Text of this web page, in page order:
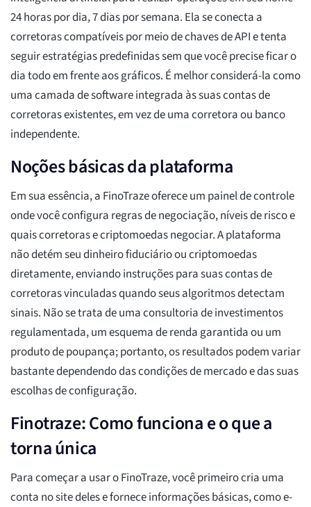
24 horas por dia, 7 dias por semana. Ela se conecta a
corretoras compatíveis por meio de chaves de API e tenta
seguir estratégias predefinidas sem que você precise ficar o
dia todo em frente aos gráficos. É melhor considerá-la como
uma camada de software integrada às suas contas de
corretoras existentes, em vez de uma corretora ou banco
independente.
Noções básicas da plataforma
Em sua essência, a FinoTraze oferece um painel de controle
onde você configura regras de negociação, níveis de risco e
quais corretoras e criptomoedas negociar. A plataforma
não detém seu dinheiro fiduciário ou criptomoedas
diretamente, enviando instruções para suas contas de
corretoras vinculadas quando seus algoritmos detectam
sinais. Não se trata de uma consultoria de investimentos
regulamentada, um esquema de renda garantida ou um
produto de poupança; portanto, os resultados podem variar
bastante dependendo das condições de mercado e das suas
escolhas de configuração.
Finotraze: Como funciona e o que a
torna única
Para começar a usar o FinoTraze, você primeiro cria uma
conta no site deles e fornece informações básicas, como e-